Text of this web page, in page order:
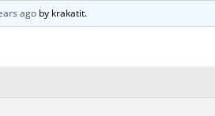
ago by krakatit.